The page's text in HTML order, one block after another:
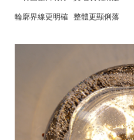
輪廓界線更明確 整體更顯俐落